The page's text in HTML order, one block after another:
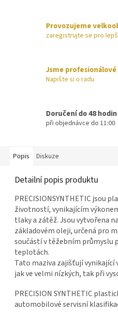
Provozujeme
zaregistrujte se pro
Jsme profesionálové
Napište si o radu
Doručení do 48 hodin
při objednávce do 11:00
Popis Diskuze
Detailní popis produktu
PRECISIONSYNTHETIC jsou
životností, vynikajícím
tlaky a zátěž. Jsou vytvořena
základovém oleji, určená pro
součástí v těžebním průmyslu
teplotách.
Tato maziva zajišťují vynikající
jak ve velmi nízkých, tak při
PRECISION SYNTHETIC
automobilové servisní